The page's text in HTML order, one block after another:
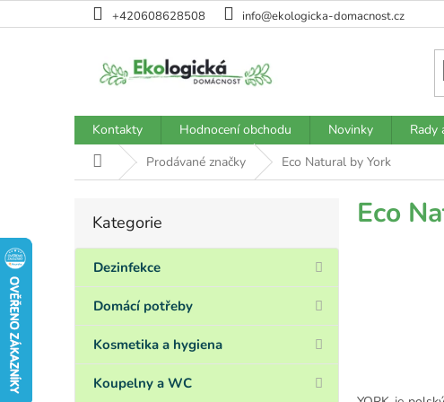
na
+420608628508 info@ekologicka-domacnost.cz
Kontakty Hodnocení obchodu Novinky Rady
Domů Prodávané značky Eco Natural by York
s
r
n
í
Přeskočit
Kategorie
Dezinfekce
Domácí potřeby
Kosmetika a hygiena
Koupelny a WC
Eco